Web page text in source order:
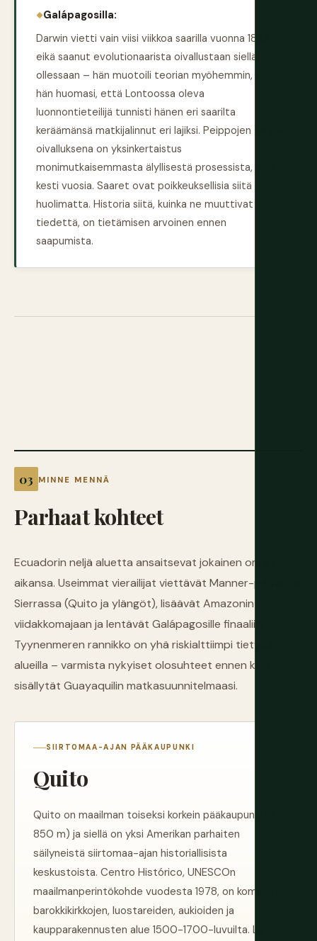
Galápagosilla:
Darwin vietti vain viisi viikkoa saarilla vuonna 1835
eikä saanut evolutionaarista oivallustaan siellä
ollessaan – hän muotoili teorian myöhemmin, kun
hän huomasi, että Lontoossa oleva
luonnontieteilijä tunnisti hänen eri saarilta
keräämänsä matkijalinnut eri lajiksi. Peippojen tarina
oivalluksena on yksinkertaistus
monimutkaisemmasta älyllisestä prosessista, joka
kesti vuosia. Saaret ovat poikkeuksellisia siitä
huolimatta. Historia siitä, kuinka ne muuttivat
tiedettä, on tietämisen arvoinen ennen
saapumista.
MINNE MENNÄ
Parhaat kohteet
Ecuadorin neljä aluetta ansaitsevat jokainen oman
aikansa. Useimmat vierailijat viettävät Manner-päivänsä
Sierrassa (Quito ja ylängöt), lisäävät Amazonin
viidakkomajaan ja lentävät Galápagosille finaaliin.
Tyynenmeren rannikko on yhä riskialttiimpi tietyillä
alueilla – varmista nykyiset olosuhteet ennen kuin
sisällytät Guayaquilin matkasuunnitelmaasi.
SIIRTOMAA-AJAN PÄÄKAUPUNKI
Quito
Quito on maailman toiseksi korkein pääkaupunki (2
850 m) ja siellä on yksi Amerikan parhaiten
säilyneistä siirtomaa-ajan historiallisista
keskustoista. Centro Histórico, UNESCOn
maailmanperintökohde vuodesta 1978, on kompakti
barokkikirkkojen, luostareiden, aukioiden ja
kaupparakennusten alue 1500-1700-luvuilta. La